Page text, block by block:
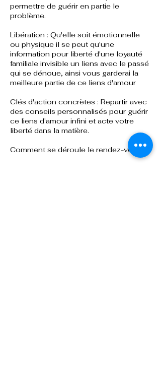
permettre de guérir en partie le
problème.
Libération : Qu'elle soit émotionnelle
ou physique il se peut qu'une
information pour liberté d'une loyauté
familiale invisible un liens avec le passé
qui se dénoue, ainsi vous garderai la
meilleure partie de ce liens d'amour
Clés d'action concrètes : Repartir avec
des conseils personnalisés pour guérir
ce liens d'amour infini et acte votre
liberté dans la matière.
Comment se déroule le rendez-vous ?